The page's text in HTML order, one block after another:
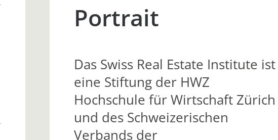
Portrait
Das Swiss Real Estate Institute ist
eine Stiftung der HWZ
Hochschule für Wirtschaft Zürich
und des Schweizerischen
Verbands der